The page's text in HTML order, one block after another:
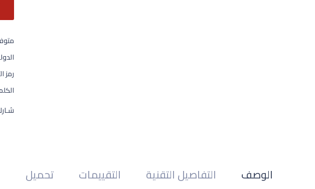
رمز
الوصف التفاصيل التقنية التقييمات تحميل